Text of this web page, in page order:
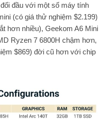
đầu với một số máy tính
(có giá thử nghiệm $2.199)
hơn nhiều), Geekom A6 Mini
Ryzen 7 6800H chậm hơn,
$869) đời cũ hơn với chip